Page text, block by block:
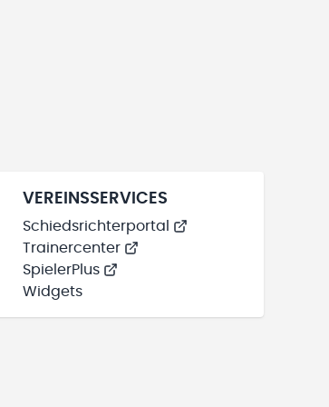
VEREINSSERVICES
Schiedsrichterportal
Trainercenter
SpielerPlus
Widgets